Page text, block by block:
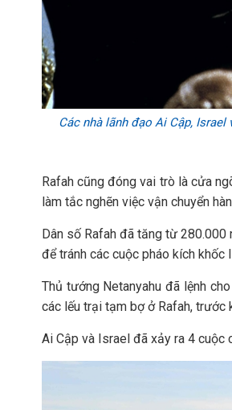
Các nhà lãnh đạo Ai Cập,
Rafah cũng đóng vai trò là cửa
làm tắc nghẽn việc vận chuyển
Dân số Rafah đã tăng từ
để tránh các cuộc pháo kích khốc
Thủ tướng Netanyahu đã lệnh
các lếu trại tạm bợ ở Rafah, trước
Ai Cập và Israel đã xảy ra 4 cuộc